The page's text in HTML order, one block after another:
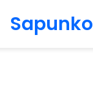
Sapunko